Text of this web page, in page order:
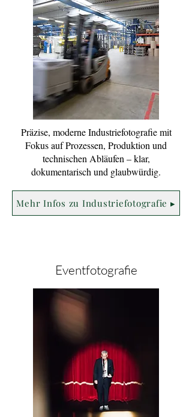
Präzise, moderne Industriefotografie mit
Fokus auf Prozessen, Produktion und
technischen Abläufen – klar,
dokumentarisch und glaubwürdig.
Mehr Infos zu Industriefotografie ▸
Eventfotografie